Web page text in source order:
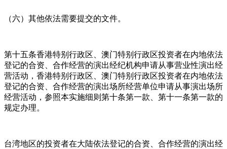
（六）其他依法需要提交的文件。
第十五条香港特别行政区、澳门特别行政区投资者在内地依法
登记的合资、合作经营的演出经纪机构申请从事营业性演出经
营活动，香港特别行政区、澳门特别行政区投资者在内地依法
登记的合资、合作经营的演出场所经营单位申请从事演出场所
经营活动，参照本实施细则第十条第一款、第十一条第一款的
规定办理。
台湾地区的投资者在大陆依法登记的合资、合作经营的演出经